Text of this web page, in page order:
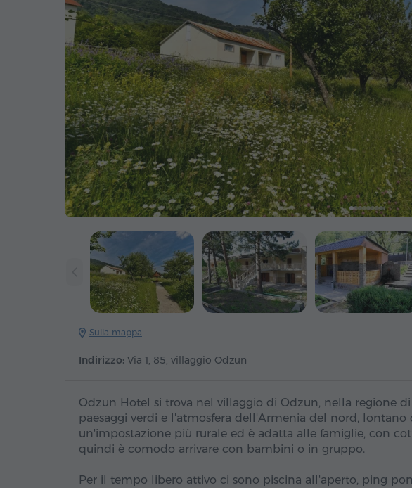
Sulla mappa
Indirizzo: Via 1, 85, villaggio Odzun
Odzun Hotel si trova nel villaggio di Odzun, nella regione di
paesaggi verdi e l'atmosfera dell'Armenia del nord, lontano
un'impostazione più rurale ed è adatta alle famiglie, con
quindi è comodo arrivare con bambini o in gruppo.
Per il tempo libero attivo ci sono piscina all'aperto, ping